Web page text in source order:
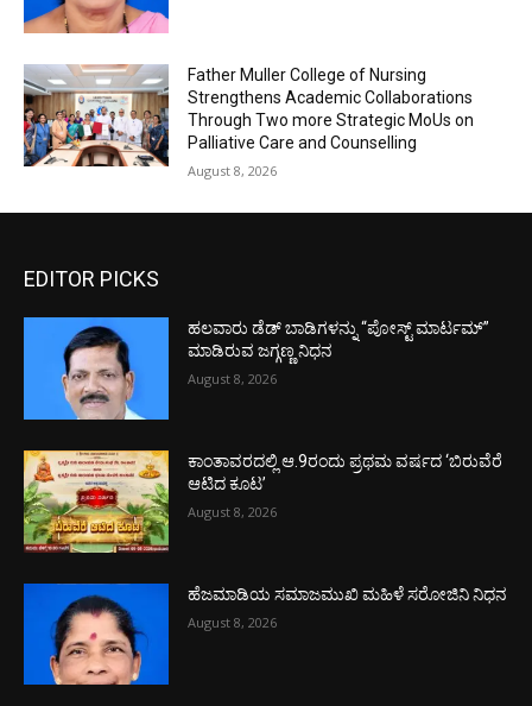
Father Muller College of Nursing
Strengthens Academic Collaborations
Through Two more Strategic MoUs on
Palliative Care and Counselling
August 8, 2026
EDITOR PICKS
ಹಲವಾರು ಡೆಡ್ ಬಾಡಿಗಳನ್ನು “ಪೋಸ್ಟ್ ಮಾರ್ಟಮ್”
ಮಾಡಿರುವ ಜಗ್ಗಣ್ಣ ನಿಧನ
August 8, 2026
ಕಾಂತಾವರದಲ್ಲಿ ಆ.9ರಂದು ಪ್ರಥಮ ವರ್ಷದ ‘ಬಿರುವೆರೆ
ಆಟಿದ ಕೂಟ’
August 8, 2026
ಹೆಜಮಾಡಿಯ ಸಮಾಜಮುಖಿ ಮಹಿಳೆ ಸರೋಜಿನಿ ನಿಧನ
August 8, 2026